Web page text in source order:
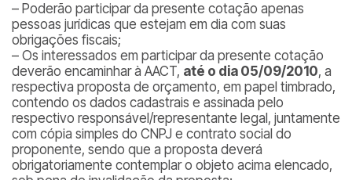
– Poderão participar da presente cotação apenas
pessoas jurídicas que estejam em dia com suas
obrigações fiscais;
– Os interessados em participar da presente cotação
deverão encaminhar à AACT, até o dia 05/09/2010, a
respectiva proposta de orçamento, em papel timbrado,
contendo os dados cadastrais e assinada pelo
respectivo responsável/representante legal, juntamente
com cópia simples do CNPJ e contrato social do
proponente, sendo que a proposta deverá
obrigatoriamente contemplar o objeto acima elencado,